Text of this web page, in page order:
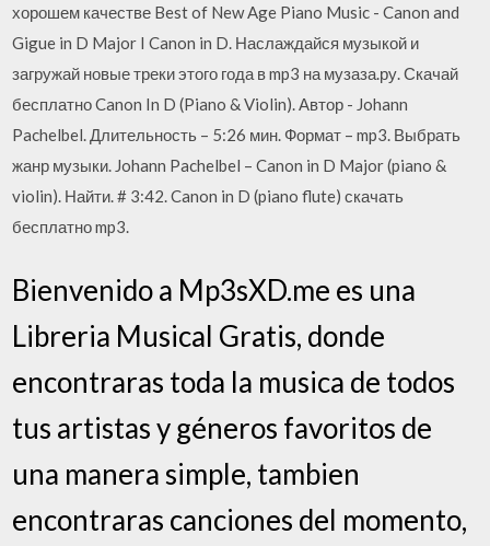
хорошем качестве Best of New Age Piano Music - Canon and
Gigue in D Major I Canon in D. Наслаждайся музыкой и
загружай новые треки этого года в mp3 на музаза.ру. Скачай
бесплатно Canon In D (Piano & Violin). Автор - Johann
Pachelbel. Длительность – 5:26 мин. Формат – mp3. Выбрать
жанр музыки. Johann Pachelbel – Canon in D Major (piano &
violin). Найти. # 3:42. Canon in D (piano flute) скачать
бесплатно mp3.
Bienvenido a Mp3sXD.me es una
Libreria Musical Gratis, donde
encontraras toda la musica de todos
tus artistas y géneros favoritos de
una manera simple, tambien
encontraras canciones del momento,